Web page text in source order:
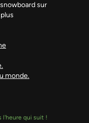
sur
monde.
l'heure qui suit !